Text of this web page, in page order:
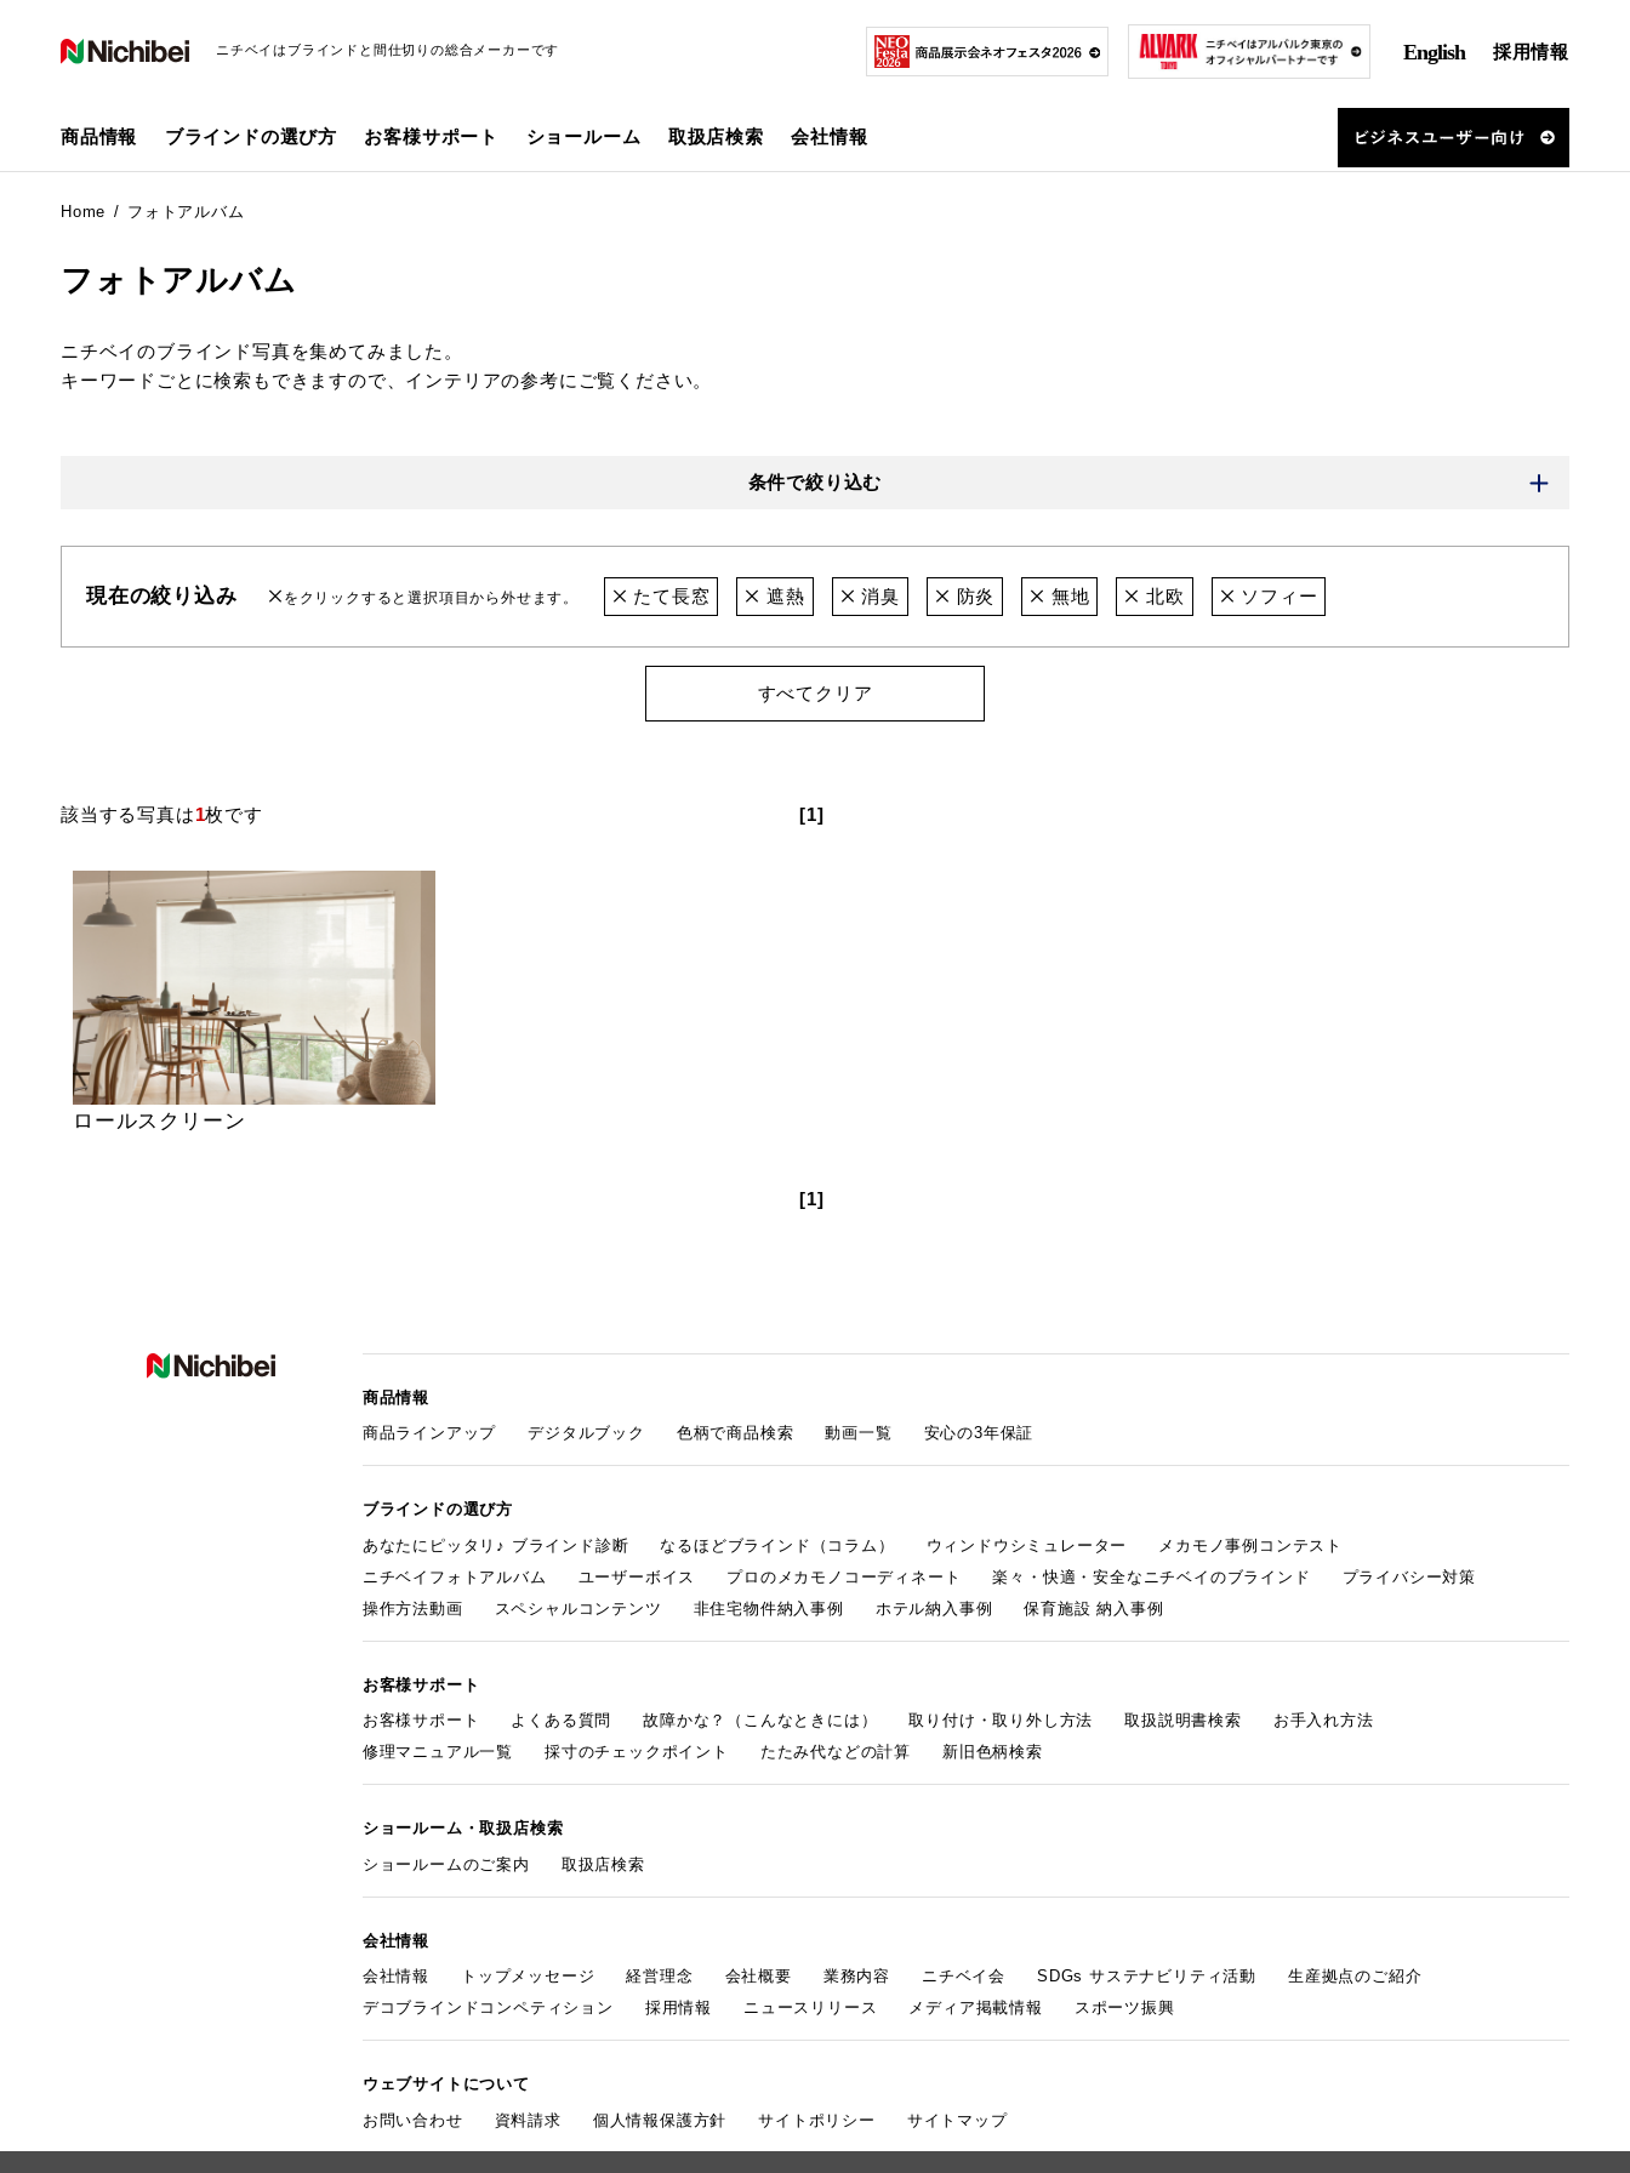
ニチベイはブラインドと間仕切りの総合メーカーです English 採用情報
商品情報 ブラインドの選び方 お客様サポート ショールーム 取扱店検索 会社情報
Home フォトアルバム
フォトアルバム
ニチベイのブラインド写真を集めてみました。
キーワードごとに検索もできますので、インテリアの参考にご覧ください。
条件で絞り込む
現在の絞り込み をクリックすると選択項目から外せます。 たて長窓 遮熱 消臭 防炎 無地 北欧 ソフィー
すべてクリア
該当する写真は1枚です [1]
ロールスクリーン
[1]
商品情報
商品ラインアップ
デジタルブック 色柄で商品検索 動画一覧 安心の3年保証
ブラインドの選び方
あなたにピッタリ♪ ブラインド診断
なるほどブラインド（コラム） ウィンドウシミュレーター
メカモノ事例コンテスト
ニチベイフォトアルバム
ユーザーボイス プロのメカモノコーディネート 楽々・快適・安全なニチベイのブラインド
プライバシー対策
操作方法動画
スペシャルコンテンツ 非住宅物件納入事例 ホテル納入事例 保育施設 納入事例
お客様サポート
お客様サポート
よくある質問 故障かな？（こんなときには） 取り付け・取り外し方法 取扱説明書検索
お手入れ方法
修理マニュアル一覧
採寸のチェックポイント たたみ代などの計算 新旧色柄検索
ショールーム・取扱店検索
ショールームのご案内
取扱店検索
会社情報
会社情報
トップメッセージ 経営理念 会社概要 業務内容 ニチベイ会 SDGs サステナビリティ活動
生産拠点のご紹介
デコブラインドコンペティション
採用情報 ニュースリリース メディア掲載情報 スポーツ振興
ウェブサイトについて
お問い合わせ
資料請求 個人情報保護方針 サイトポリシー サイトマップ